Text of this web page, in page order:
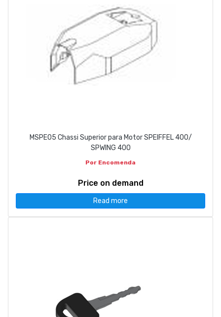
MSPE05 Chassi Superior para Motor SPEIFFEL 400/
SPWING 400
Por Encomenda
Price on demand
Read more